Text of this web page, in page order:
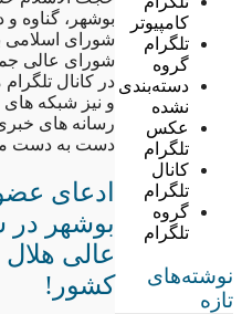
کامپیوتر
تلگرام
گروه
دسته‌بندی
نشده
عکس
تلگرام
کانال
تلگرام
گروه
تلگرام
نوشته‌های
تازه
بوشهر، گناوه
شورای اسلامی
شورای عالی
در کانال
و نیز شبکه
رسانه های
دست به دست
ادعای
بوشهر در
عالی هلال
کشور!